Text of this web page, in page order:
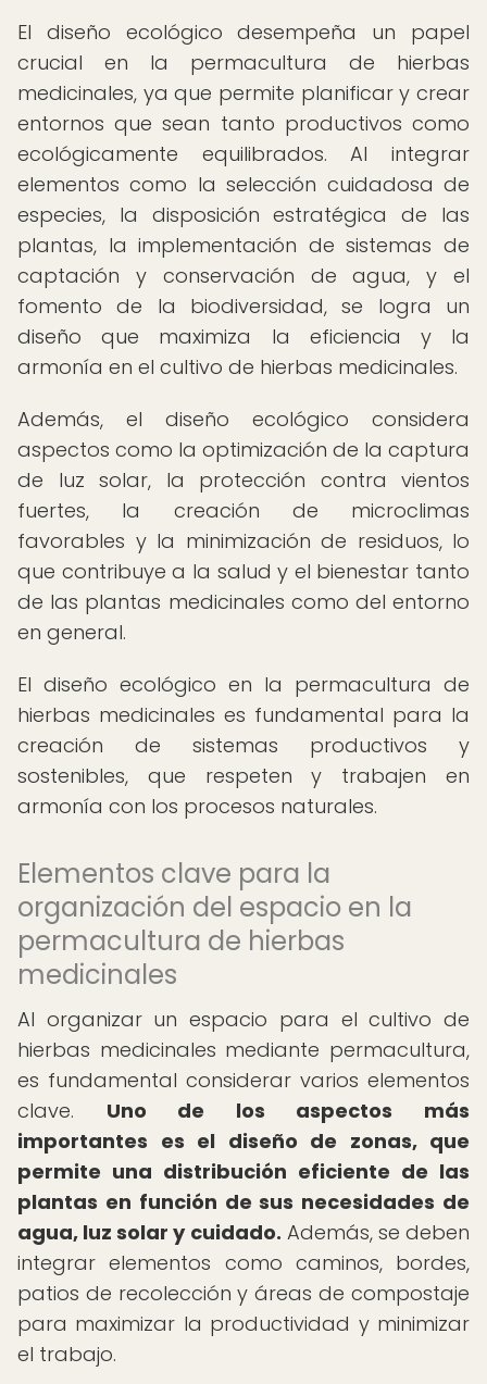
El diseño ecológico desempeña un papel
crucial en la permacultura de hierbas
medicinales, ya que permite planificar y crear
entornos que sean tanto productivos como
ecológicamente equilibrados. Al integrar
elementos como la selección cuidadosa de
especies, la disposición estratégica de las
plantas, la implementación de sistemas de
captación y conservación de agua, y el
fomento de la biodiversidad, se logra un
diseño que maximiza la eficiencia y la
armonía en el cultivo de hierbas medicinales.
Además, el diseño ecológico considera
aspectos como la optimización de la captura
de luz solar, la protección contra vientos
fuertes, la creación de microclimas
favorables y la minimización de residuos, lo
que contribuye a la salud y el bienestar tanto
de las plantas medicinales como del entorno
en general.
El diseño ecológico en la permacultura de
hierbas medicinales es fundamental para la
creación de sistemas productivos y
sostenibles, que respeten y trabajen en
armonía con los procesos naturales.
Elementos clave para la
organización del espacio en la
permacultura de hierbas
medicinales
Al organizar un espacio para el cultivo de
hierbas medicinales mediante permacultura,
es fundamental considerar varios elementos
clave. Uno de los aspectos más
importantes es el diseño de zonas, que
permite una distribución eficiente de las
plantas en función de sus necesidades de
agua, luz solar y cuidado. Además, se deben
integrar elementos como caminos, bordes,
patios de recolección y áreas de compostaje
para maximizar la productividad y minimizar
el trabajo.